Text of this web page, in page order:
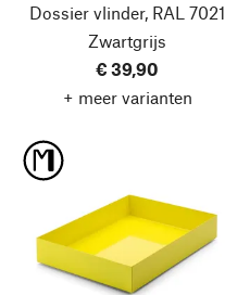
Dossier vlinder, RAL 7021
Zwartgrijs
€ 39,90
+ meer varianten